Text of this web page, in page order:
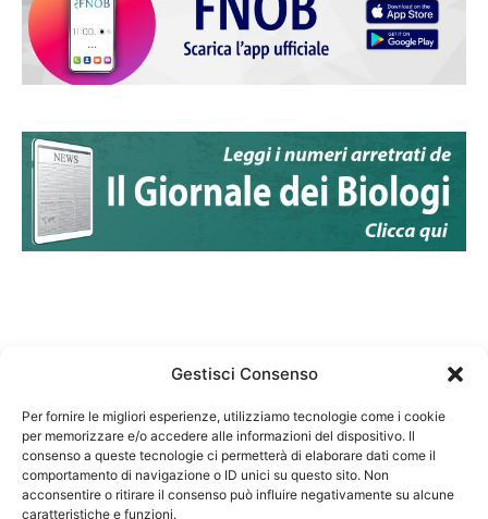
Gestisci Consenso
Per fornire le migliori esperienze, utilizziamo tecnologie come i cookie
per memorizzare e/o accedere alle informazioni del dispositivo. Il
consenso a queste tecnologie ci permetterà di elaborare dati come il
comportamento di navigazione o ID unici su questo sito. Non
acconsentire o ritirare il consenso può influire negativamente su alcune
caratteristiche e funzioni.
Federazione Nazionale Degli Ordini dei Biologi:
codice fiscale 80069130583
Responsabile sito internet www.fnob.it: Vincenzo